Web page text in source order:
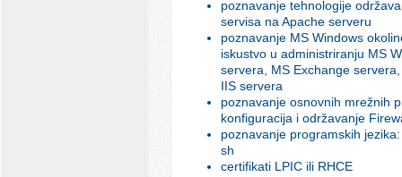
poznavanje tehnologije
servisa na Apache serveru
poznavanje MS Windows
iskustvo u administriranju MS
servera, MS Exchange
IIS servera
poznavanje osnovnih mrežnih
konfiguracija i održavanje
poznavanje programskih
sh
certifikati LPIC ili RHCE